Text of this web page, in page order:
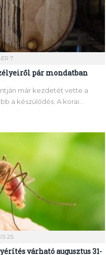
7.
pár mondatban
már kezdetét vette a
a készülődés. A korai…
25.
várható augusztus 31-